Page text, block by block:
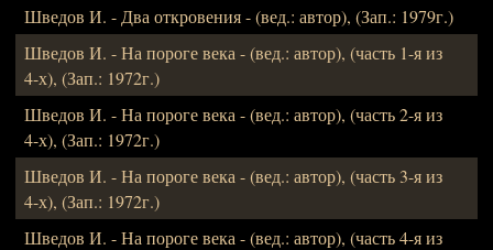
Шведов И. - Два откровения - (вед.: автор), (Зап.: 1979г.)
Шведов И. - На пороге века - (вед.: автор), (часть 1-я из
4-х), (Зап.: 1972г.)
Шведов И. - На пороге века - (вед.: автор), (часть 2-я из
4-х), (Зап.: 1972г.)
Шведов И. - На пороге века - (вед.: автор), (часть 3-я из
4-х), (Зап.: 1972г.)
Шведов И. - На пороге века - (вед.: автор), (часть 4-я из